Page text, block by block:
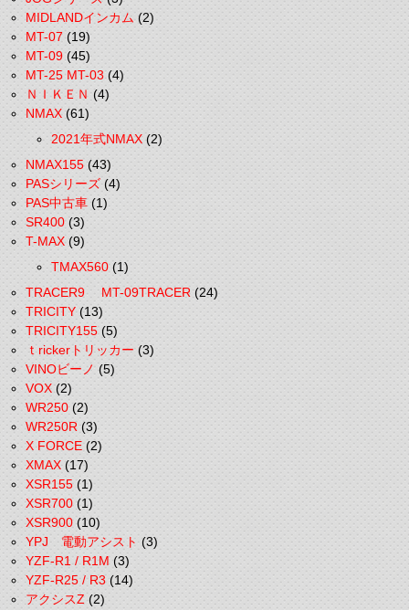
MIDLANDインカム(2)
MT-07(19)
MT-09(45)
MT-25 MT-03(4)
ＮＩＫＥＮ(4)
NMAX(61)
2021年式NMAX(2)
NMAX155(43)
PASシリーズ(4)
PAS中古車(1)
SR400(3)
T-MAX(9)
TMAX560(1)
TRACER9 MT-09TRACER(24)
TRICITY(13)
TRICITY155(5)
ｔrickerトリッカー(3)
VINOビーノ(5)
VOX(2)
WR250(2)
WR250R(3)
X FORCE(2)
XMAX(17)
XSR155(1)
XSR700(1)
XSR900(10)
YPJ 電動アシスト(3)
YZF-R1 / R1M(3)
YZF-R25 / R3(14)
アクシスZ(2)